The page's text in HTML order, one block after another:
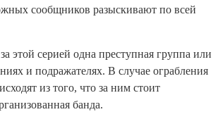
сообщников разыскивают по всей
этой серией одна преступная группа или
и подражателях. В случае ограбления
из того, что за ним стоит
банда.